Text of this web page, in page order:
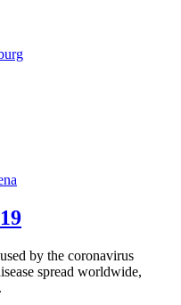
by the coronavirus
spread worldwide,